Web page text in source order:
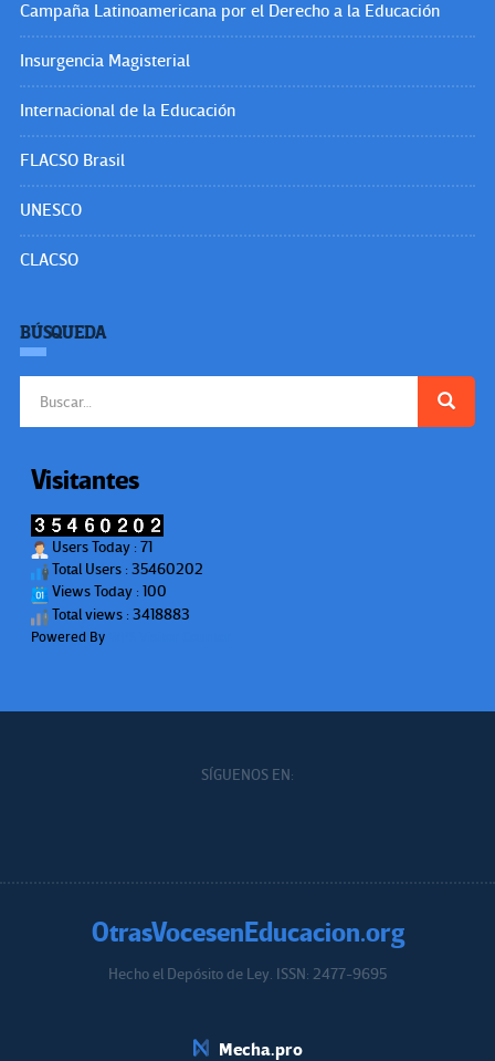
Campaña Latinoamericana por el Derecho a la Educación
Insurgencia Magisterial
Internacional de la Educación
FLACSO Brasil
UNESCO
CLACSO
BÚSQUEDA
Visitantes
Users Today : 71
Total Users : 35460202
Views Today : 100
Total views : 3418883
Powered By
SÍGUENOS EN:
OtrasVocesenEducacion.org
Hecho el Depósito de Ley. ISSN: 2477-9695
Mecha.pro